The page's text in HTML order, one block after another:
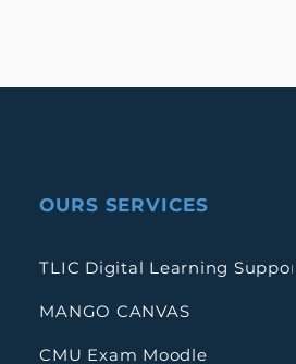
OURS SERVICES
TLIC Digital Learning Support
MANGO CANVAS
CMU Exam Moodle